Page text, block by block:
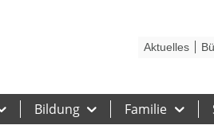
Bildung Familie
Aktuelles